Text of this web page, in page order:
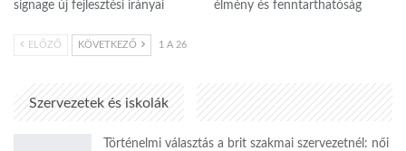
signage új fejlesztési irányai
élmény és fenntarthatóság
ELŐZŐ KÖVETKEZŐ 1 A 26
Szervezetek és iskolák
Történelmi választás a brit szakmai szervezetnél: női